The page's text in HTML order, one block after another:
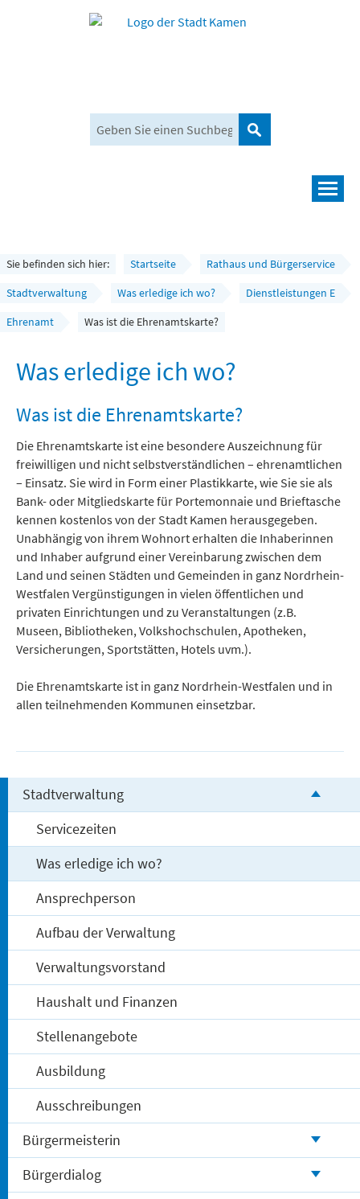
Suchen
Rathaus und Bürgerservice
Wirtschaft und Planen
Umwelt, Klima und Mobilität
Freizeit und Tourismus
Sie befinden sich hier: Startseite
Rathaus und Bürgerservice
Stadtverwaltung
Was erledige ich wo?
Dienstleistungen E
Ehrenamt
Was ist die Ehrenamtskarte?
Was erledige ich wo?
Was ist die Ehrenamtskarte?
Die Ehrenamtskarte ist eine besondere Auszeichnung für
freiwilligen und nicht selbstverständlichen – ehrenamtlichen
– Einsatz. Sie wird in Form einer Plastikkarte, wie Sie sie als
Bank- oder Mitgliedskarte für Portemonnaie und Brieftasche
kennen kostenlos von der Stadt Kamen herausgegeben.
Unabhängig von ihrem Wohnort erhalten die Inhaberinnen
und Inhaber aufgrund einer Vereinbarung zwischen dem
Land und seinen Städten und Gemeinden in ganz Nordrhein-
Westfalen Vergünstigungen in vielen öffentlichen und
privaten Einrichtungen und zu Veranstaltungen (z.B.
Museen, Bibliotheken, Volkshochschulen, Apotheken,
Versicherungen, Sportstätten, Hotels uvm.).
Die Ehrenamtskarte ist in ganz Nordrhein-Westfalen und in
allen teilnehmenden Kommunen einsetzbar.
Stadtverwaltung
Servicezeiten
Was erledige ich wo?
Ansprechperson
Aufbau der Verwaltung
Verwaltungsvorstand
Haushalt und Finanzen
Stellenangebote
Ausbildung
Ausschreibungen
Bürgermeisterin
Bürgerdialog